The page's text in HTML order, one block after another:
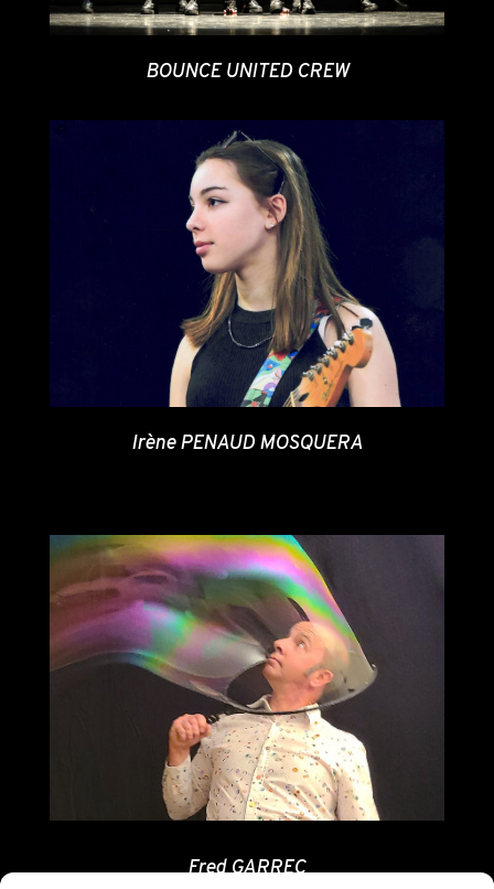
BOUNCE UNITED CREW
Irène PENAUD MOSQUERA
Fred GARREC